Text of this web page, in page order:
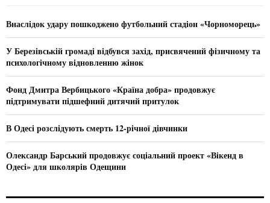
o
C
Внаслідок удару пошкоджено футбольний стадіон «Чорноморець»
У Березівській громаді відбувся захід, присвячений фізичному та
психологічному відновленню жінок
Фонд Дмитра Вербицького «Країна добра» продовжує
підтримувати підшефний дитячий притулок
В Одесі розслідують смерть 12-річної дівчинки
Олександр Барський продовжує соціальний проект «Вікенд в
Одесі» для школярів Одещини